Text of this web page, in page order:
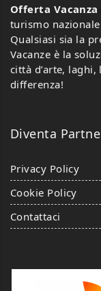
Offerta Vacanza
turismo
Qualsiasi sia la
Vacanze è la
città d’arte,
differenza!
Diventa
Privacy Policy
Cookie Policy
Contattaci